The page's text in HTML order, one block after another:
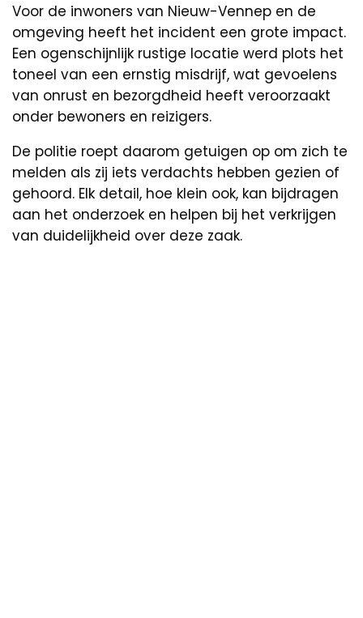
Voor de inwoners van Nieuw-Vennep en de
omgeving heeft het incident een grote impact.
Een ogenschijnlijk rustige locatie werd plots het
toneel van een ernstig misdrijf, wat gevoelens
van onrust en bezorgdheid heeft veroorzaakt
onder bewoners en reizigers.
De politie roept daarom getuigen op om zich te
melden als zij iets verdachts hebben gezien of
gehoord. Elk detail, hoe klein ook, kan bijdragen
aan het onderzoek en helpen bij het verkrijgen
van duidelijkheid over deze zaak.